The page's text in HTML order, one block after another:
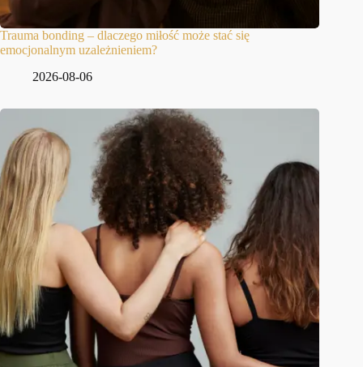
Trauma bonding – dlaczego miłość może stać się
emocjonalnym uzależnieniem?
2026-08-06